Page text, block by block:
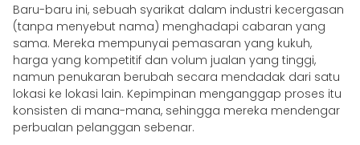
Baru-baru ini, sebuah syarikat dalam industri kecergasan
(tanpa menyebut nama) menghadapi cabaran yang
sama. Mereka mempunyai pemasaran yang kukuh,
harga yang kompetitif dan volum jualan yang tinggi,
namun penukaran berubah secara mendadak dari satu
lokasi ke lokasi lain. Kepimpinan menganggap proses itu
konsisten di mana-mana, sehingga mereka mendengar
perbualan pelanggan sebenar.